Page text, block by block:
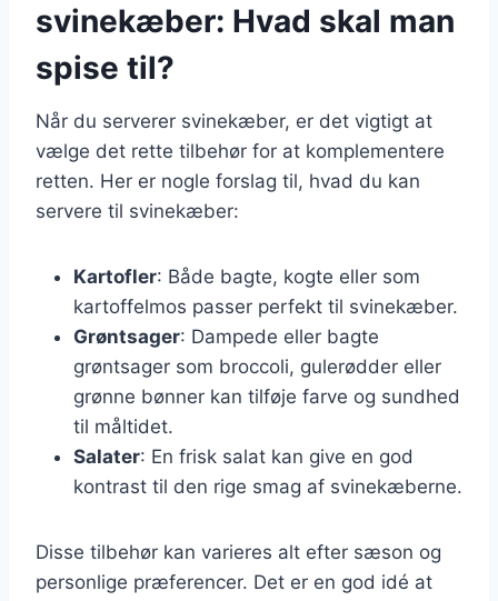
svinekæber: Hvad skal man
spise til?
Når du serverer svinekæber, er det vigtigt at
vælge det rette tilbehør for at komplementere
retten. Her er nogle forslag til, hvad du kan
servere til svinekæber:
Kartofler: Både bagte, kogte eller som
kartoffelmos passer perfekt til svinekæber.
Grøntsager: Dampede eller bagte
grøntsager som broccoli, gulerødder eller
grønne bønner kan tilføje farve og sundhed
til måltidet.
Salater: En frisk salat kan give en god
kontrast til den rige smag af svinekæberne.
Disse tilbehør kan varieres alt efter sæson og
personlige præferencer. Det er en god idé at